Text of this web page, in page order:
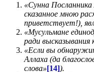
«Сунна
сказанное мною
приветствует!),
«Мусульмане
ради высказывания
«Если вы
Аллаха (да
слова»[14]).